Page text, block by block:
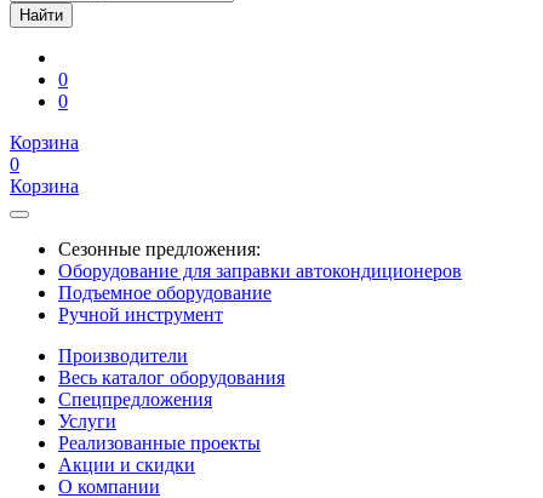
0
0
Корзина
0
Корзина
Сезонные предложения:
Оборудование для заправки автокондиционеров
Подъемное оборудование
Ручной инструмент
Производители
Весь каталог оборудования
Спецпредложения
Услуги
Реализованные проекты
Акции и скидки
О компании